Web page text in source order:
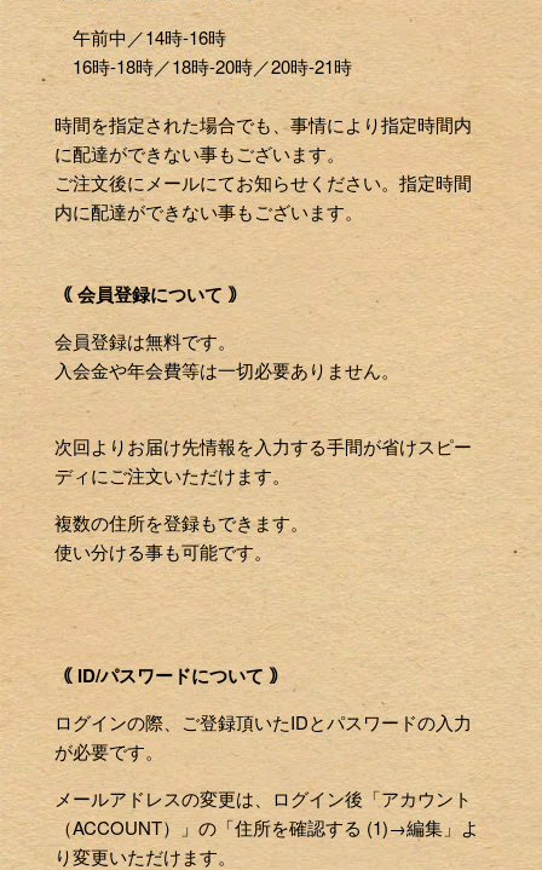
午前中／14時-16時
16時-18時／18時-20時／20時-21時
時間を指定された場合でも、事情により指定時間内
に配達ができない事もございます。
ご注文後にメールにてお知らせください。指定時間
内に配達ができない事もございます。
｟ 会員登録について ｠
会員登録は無料です。
入会金や年会費等は一切必要ありません。
次回よりお届け先情報を入力する手間が省けスピー
ディにご注文いただけます。
複数の住所を登録もできます。
使い分ける事も可能です。
｟ ID/パスワードについて ｠
ログインの際、ご登録頂いたIDとパスワードの入力
が必要です。
メールアドレスの変更は、ログイン後「アカウント
（ACCOUNT）」の「住所を確認する (1)→編集」よ
り変更いただけます。